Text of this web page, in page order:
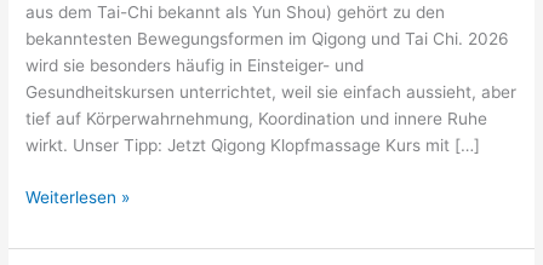
aus dem Tai-Chi bekannt als Yun Shou) gehört zu den
bekanntesten Bewegungsformen im Qigong und Tai Chi. 2026
wird sie besonders häufig in Einsteiger- und
Gesundheitskursen unterrichtet, weil sie einfach aussieht, aber
tief auf Körperwahrnehmung, Koordination und innere Ruhe
wirkt. Unser Tipp: Jetzt Qigong Klopfmassage Kurs mit […]
Qigong
„Wolkenhände“
Weiterlesen »